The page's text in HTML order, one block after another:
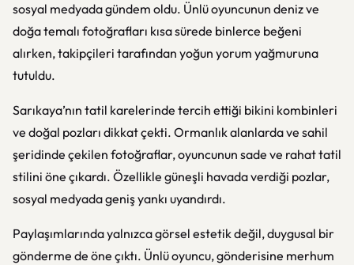
sosyal medyada gündem oldu. Ünlü oyuncunun deniz ve
doğa temalı fotoğrafları kısa sürede binlerce beğeni
alırken, takipçileri tarafından yoğun yorum yağmuruna
tutuldu.
Sarıkaya’nın tatil karelerinde tercih ettiği bikini kombinleri
ve doğal pozları dikkat çekti. Ormanlık alanlarda ve sahil
şeridinde çekilen fotoğraflar, oyuncunun sade ve rahat tatil
stilini öne çıkardı. Özellikle güneşli havada verdiği pozlar,
sosyal medyada geniş yankı uyandırdı.
Paylaşımlarında yalnızca görsel estetik değil, duygusal bir
gönderme de öne çıktı. Ünlü oyuncu, gönderisine merhum